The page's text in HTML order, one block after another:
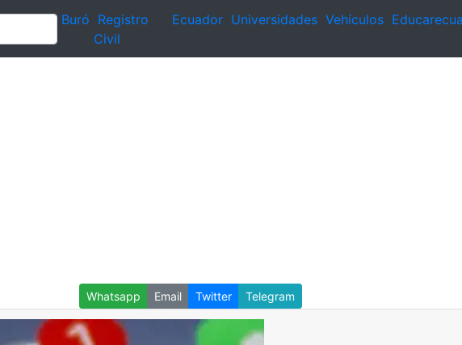
Buró Registro
Civil
Ecuador Universidades Vehículos
Whatsapp Email Twitter Telegram